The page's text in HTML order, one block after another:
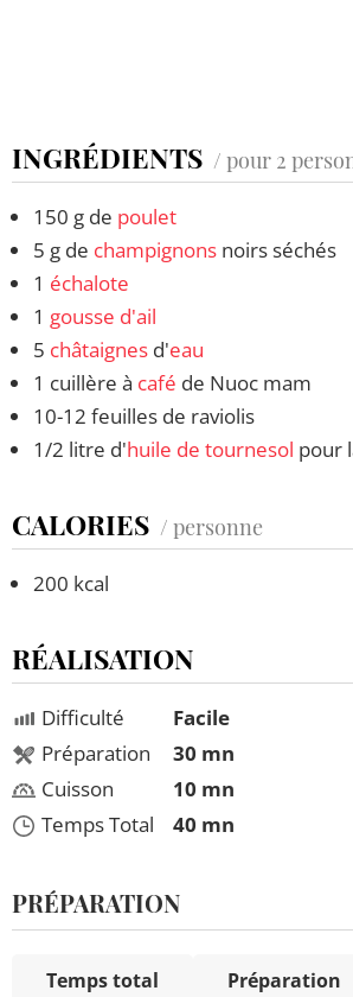
INGRÉDIENTS / pour 2
150 g de poulet
5 g de champignons noirs séchés
1 échalote
1 gousse d'ail
5 châtaignes d'eau
1 cuillère à café de Nuoc mam
10-12 feuilles de raviolis
1/2 litre d'huile de tournesol pour
CALORIES / personne
200 kcal
RÉALISATION
Difficulté
Préparation
Cuisson
Temps Total
Facile
30 mn
10 mn
40 mn
PRÉPARATION
Temps total
Préparation